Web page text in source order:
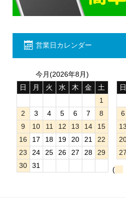
営業日カレンダー
今月(2026年8月)
日
月 火 水 木 金
土
1
2
3 4 5 6 7
8
9
10 11 12 13 14
15
16
17 18 19 20 21
22
23
24 25 26 27 28
29
30
31
日
6
13
27
(